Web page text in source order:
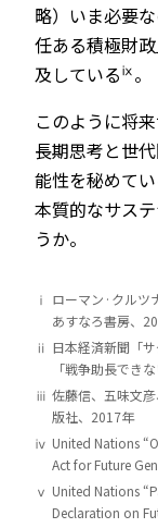
略）いま必要
任ある積極財
及しているⅸ。
このように将
長期思考と世
能性を秘めて
本質的なサス
うか。
ⅰ ローマン·クルツ
あすなろ書房、
ⅱ 日本経済新聞「
「戦争助長でき
ⅲ 佐藤信、五味文
版社、2017年
ⅳ United Nations
Act for Future
ⅴ United Nations
Declaration on